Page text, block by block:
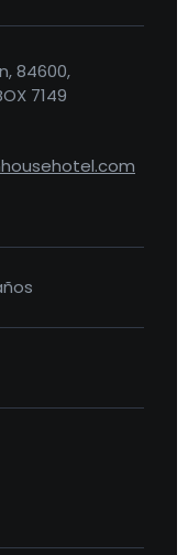
84600,
7149